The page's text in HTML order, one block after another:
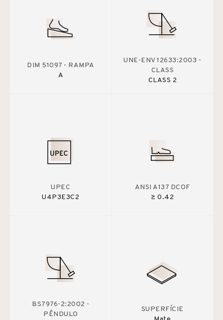
DIM 51097 - RAMPA
A
UNE-ENV 12633:2003 -
CLASS
CLASS 2
UPEC
U4P3E3C2
ANSI A137 DCOF
≥ 0.42
BS7976-2:2002 -
PÊNDULO
SUPERFÍCIE